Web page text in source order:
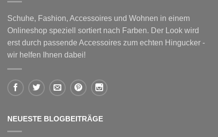
Schuhe, Fashion, Accessoires und Wohnen in einem
Onlineshop speziell sortiert nach Farben. Der Look wird
erst durch passende Accessoires zum echten Hingucker -
wir helfen Ihnen dabei!
NEUESTE BLOGBEITRÄGE